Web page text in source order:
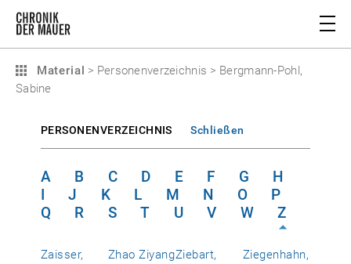
Material > Personenverzeichnis > Bergmann-Pohl,
Sabine
PERSONENVERZEICHNIS Schließen
A B C D E F G
H
I
J K L M N O
P
Q
R S T U V W Z
Zaisser,
Zhao ZiyangZiebart,
Ziegenhahn,